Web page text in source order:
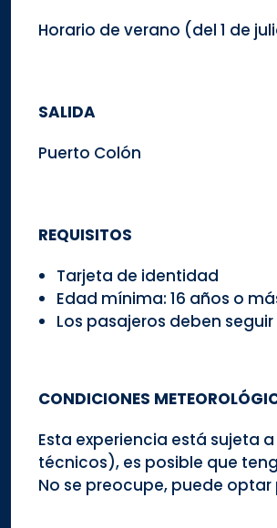
Horario de verano (del 1 de
SALIDA
Puerto Colón
REQUISITOS
Tarjeta de identidad
Edad mínima: 16 años o
Los pasajeros deben
CONDICIONES
Esta experiencia está sujeta
técnicos), es posible que
No se preocupe, puede